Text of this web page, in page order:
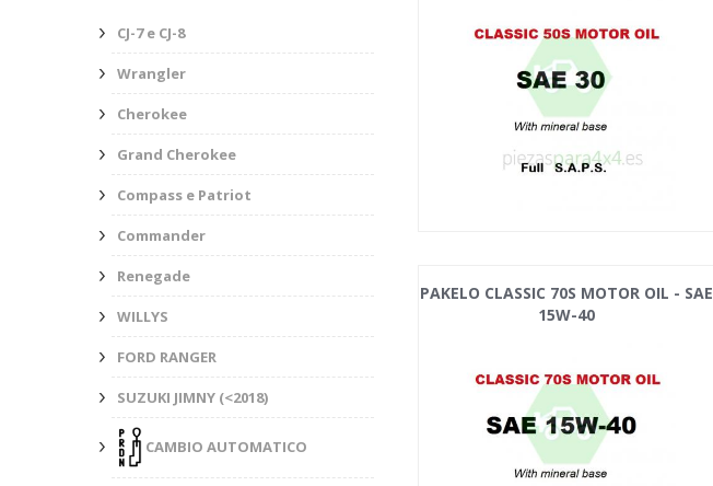
CJ-7 e CJ-8
Wrangler
Cherokee
Grand Cherokee
Compass e Patriot
Commander
Renegade
WILLYS
FORD RANGER
SUZUKI JIMNY (<2018)
CAMBIO AUTOMATICO
PAKELO CLASSIC 70S MOTOR OIL - SAE
15W-40